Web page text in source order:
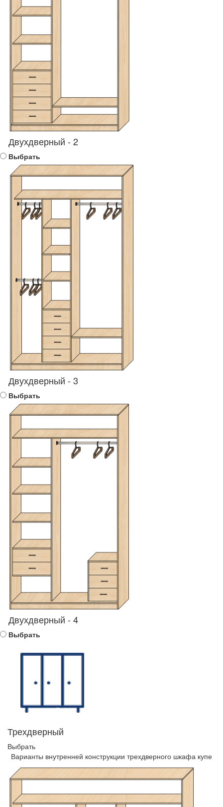
Двухдверный - 2
Выбрать
Двухдверный - 3
Выбрать
Двухдверный - 4
Выбрать
Трехдверный
Выбрать
Варианты внутренней конструкции трехдверного шкафа купе